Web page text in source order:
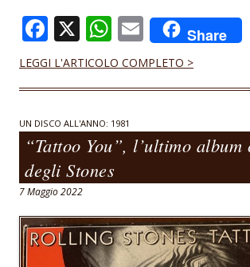
F
ac
e
o
o
k
X W
h
at
A
p
p
E
m
ai
Share
LEGGI L'ARTICOLO COMPLETO >
UN DISCO ALL'ANNO: 1981
“Tattoo You”, l’ultimo album
degli Stones
7 Maggio 2022